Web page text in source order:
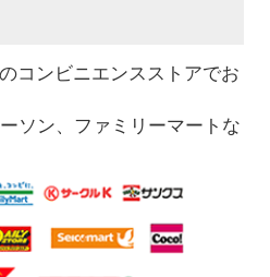
コンビニエンスストアでお
ソン、ファミリーマートな